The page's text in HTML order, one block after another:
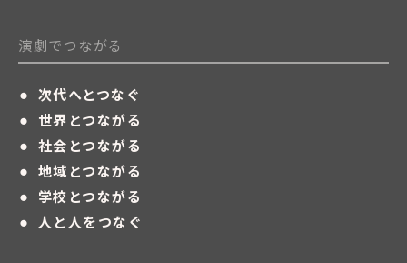
演劇でつながる
・ 次代へとつなぐ
・ 世界とつながる
・ 社会とつながる
・ 地域とつながる
・ 学校とつながる
・ 人と人をつなぐ